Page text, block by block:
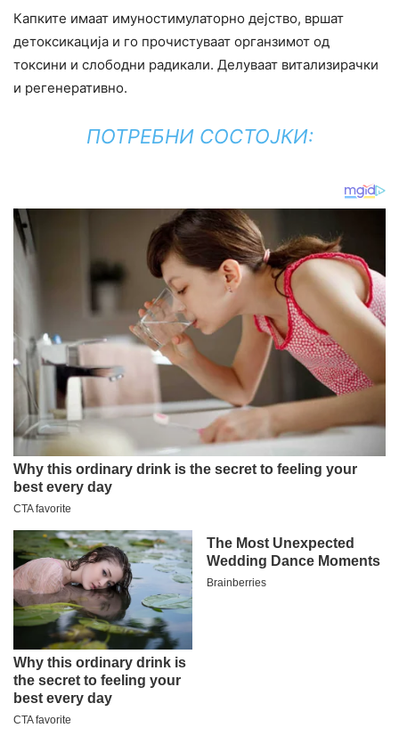
Капките имаат имуностимулаторно дејство, вршат
детоксикација и го прочистуваат органзимот од
токсини и слободни радикали. Делуваат витализирачки
и регенеративно.
ПОТРЕБНИ СОСТОЈКИ: